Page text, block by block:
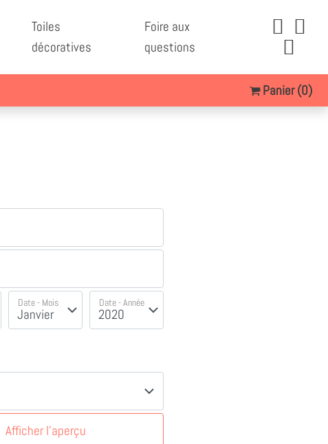
Toiles
décoratives
Foire aux
questions
Panier(0)
Date - Mois Date - Année
Afficher l'aperçu